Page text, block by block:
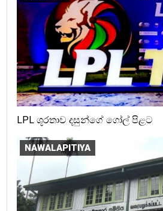
LPL ශූරතාව දසුන්ගේ ගෝල් පිළට
NAWALAPITIYA